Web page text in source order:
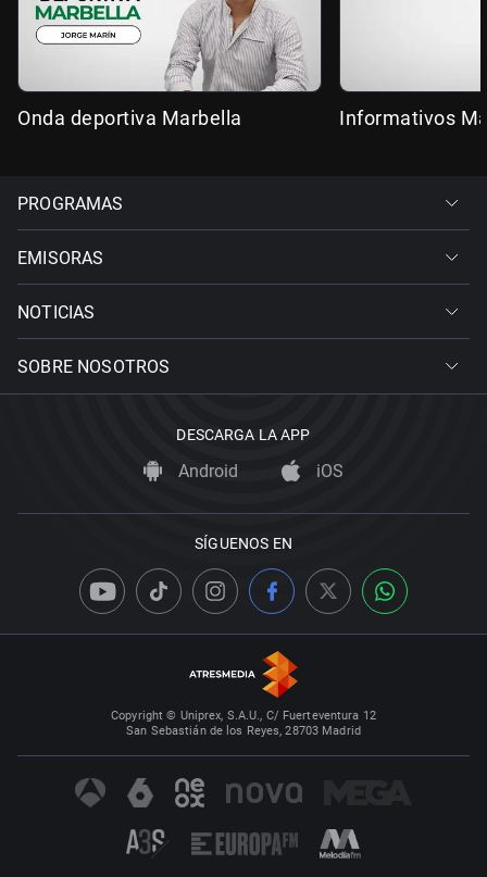
Onda deportiva Marbella Informativos
PROGRAMAS
EMISORAS
NOTICIAS
SOBRE NOSOTROS
DESCARGA LA APP
Android iOS
SÍGUENOS EN
Copyright © Uniprex, S.A.U., C/ Fuerteventura 12
San Sebastián de los Reyes, 28703 Madrid